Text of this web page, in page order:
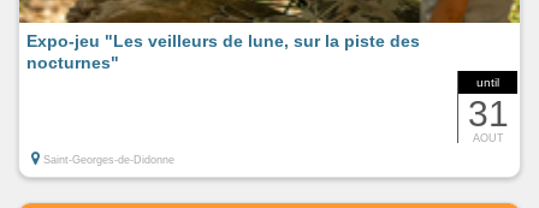
until
31
AOUT
Expo-jeu "Les veilleurs de lune, sur la piste des
nocturnes"
Saint-Georges-de-Didonne